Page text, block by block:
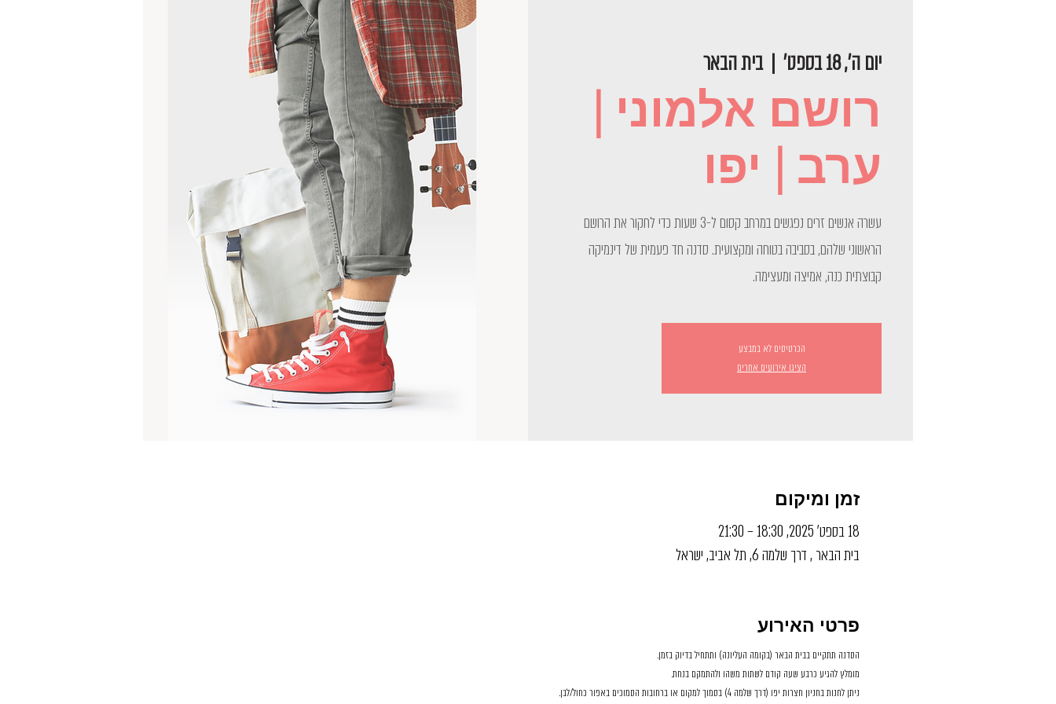
יום ה׳, 18 בספט׳
  |
בית הבאר
רושם אלמוני |
ערב | יפו
עשרה אנשים זרים נפגשים במרחב קסום ל-3 שעות כדי לחקור את הרושם
הראשוני שלהם, בסביבה בטוחה ומקצועית. סדנה חד פעמית של דינמיקה
קבוצתית כנה, אמיצה ומעצימה.
הכרטיסים לא במבצע
הציגו אירועים אחרים
זמן ומיקום
18 בספט׳ 2025, 18:30 – 21:30
בית הבאר , דרך שלמה 6, תל אביב, ישראל
פרטי האירוע
הסדנה תתקיים בבית הבאר (בקומה העליונה) ותתחיל בדיוק בזמן.
מומלץ להגיע כרבע שעה קודם לשתות משהו ולהתמקם בנחת.
ניתן לחנות בחניון חצרות יפו (דרך שלמה 4) בסמוך למקום או ברחובות הסמוכים באפור כחול/לבן.